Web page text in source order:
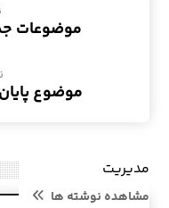
موضوعات
موضوع
مدیریت
مشاهده نوشته ها